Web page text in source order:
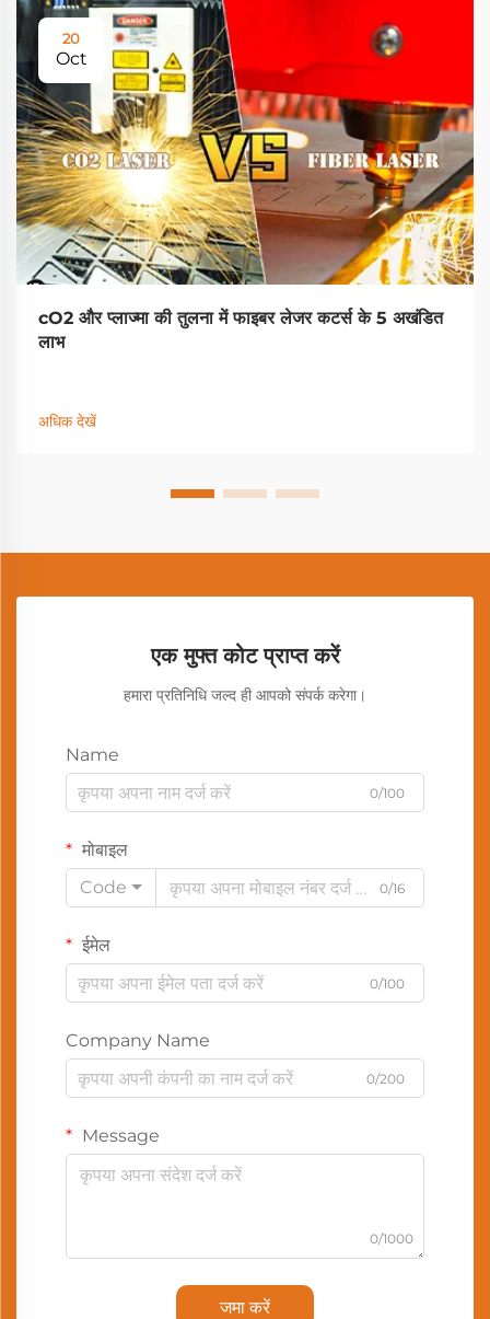
20
Oct
cO2 और प्लाज्मा की तुलना में फाइबर लेजर कटर्स के 5 अखंडित
लाभ
अधिक देखें
एक मुफ्त कोट प्राप्त करें
हमारा प्रतिनिधि जल्द ही आपको संपर्क करेगा।
Name
0/100
मोबाइल
Code
0/16
ईमेल
0/100
Company Name
0/200
Message
0/1000
जमा करें